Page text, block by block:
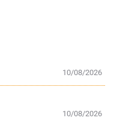
10/08/2026
10/08/2026